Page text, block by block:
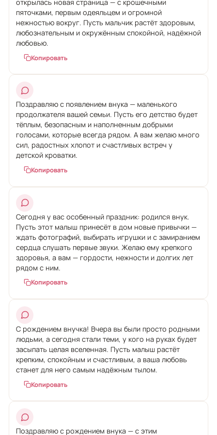
открылась новая страница — с крошечными
пяточками, первым одеяльцем и огромной
нежностью вокруг. Пусть мальчик растёт здоровым,
любознательным и окружённым спокойной, надёжной
любовью.
Копировать
Поздравляю с появлением внука — маленького
продолжателя вашей семьи. Пусть его детство будет
тёплым, безопасным и наполненным добрыми
голосами, которые всегда рядом. А вам желаю много
сил, радостных хлопот и счастливых встреч у
детской кроватки.
Копировать
Сегодня у вас особенный праздник: родился внук.
Пусть этот малыш принесёт в дом новые привычки —
ждать фотографий, выбирать игрушки и с замиранием
сердца слушать первые звуки. Желаю ему крепкого
здоровья, а вам — гордости, нежности и долгих лет
рядом с ним.
Копировать
С рождением внучка! Вчера вы были просто родными
людьми, а сегодня стали теми, у кого на руках будет
засыпать целая вселенная. Пусть малыш растёт
крепким, спокойным и счастливым, а ваша любовь
станет для него самым надёжным тылом.
Копировать
Поздравляю с рождением внука — с этим